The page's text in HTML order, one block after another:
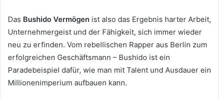
Das Bushido Vermögen ist also das Ergebnis harter Arbeit,
Unternehmergeist und der Fähigkeit, sich immer wieder
neu zu erfinden. Vom rebellischen Rapper aus Berlin zum
erfolgreichen Geschäftsmann – Bushido ist ein
Paradebeispiel dafür, wie man mit Talent und Ausdauer ein
Millionenimperium aufbauen kann.